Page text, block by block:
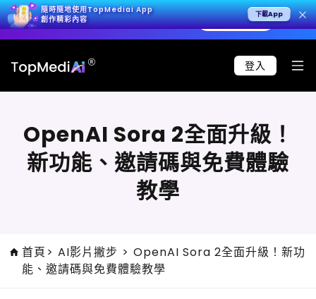
影片，呈現極致寫實效果。 立即試用 > 🚀
隨時隨地使用TopMediai App
創作精彩內容
下載App
登入
OpenAI Sora 2全面升級！
新功能、邀請碼與免費體驗
教學
首頁> AI影片撇步 > OpenAI Sora 2全面升級！新功
能、邀請碼與免費體驗教學